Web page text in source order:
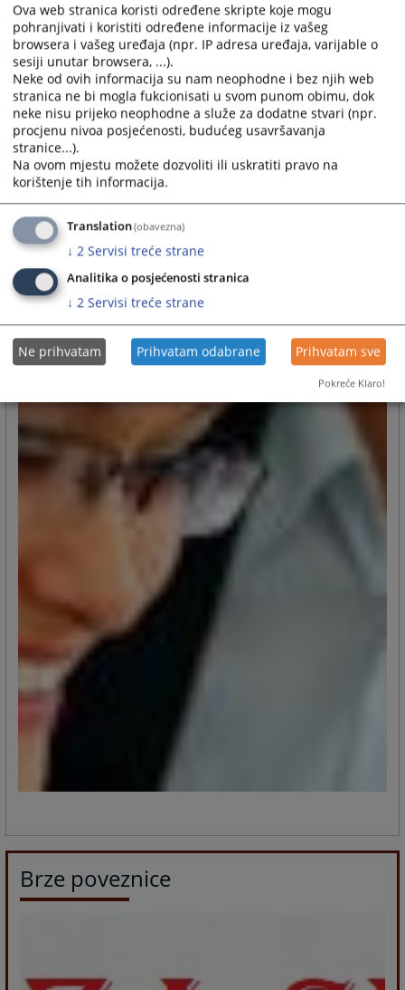
Brze poveznice
Ova web stranica koristi određene skripte koje mogu
pohranjivati i koristiti određene informacije iz vašeg
browsera i vašeg uređaja (npr. IP adresa uređaja, varijable o
sesiji unutar browsera, ...).
Neke od ovih informacija su nam neophodne i bez njih web
stranica ne bi mogla fukcionisati u svom punom obimu, dok
neke nisu prijeko neophodne a služe za dodatne stvari (npr.
procjenu nivoa posjećenosti, budućeg usavršavanja
stranice...).
Na ovom mjestu možete dozvoliti ili uskratiti pravo na
korištenje tih informacija.
Translation(obavezna)
↓ 2 Servisi treće strane
Analitika o posjećenosti stranica
↓ 2 Servisi treće strane
Ne prihvatam Prihvatam odabrane Prihvatam sve
Pokreće Klaro!